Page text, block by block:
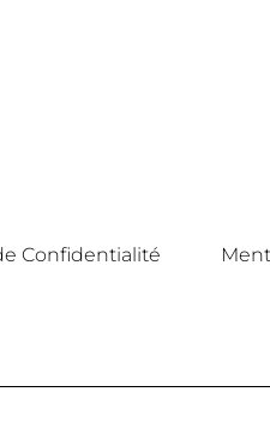
Confidentialité